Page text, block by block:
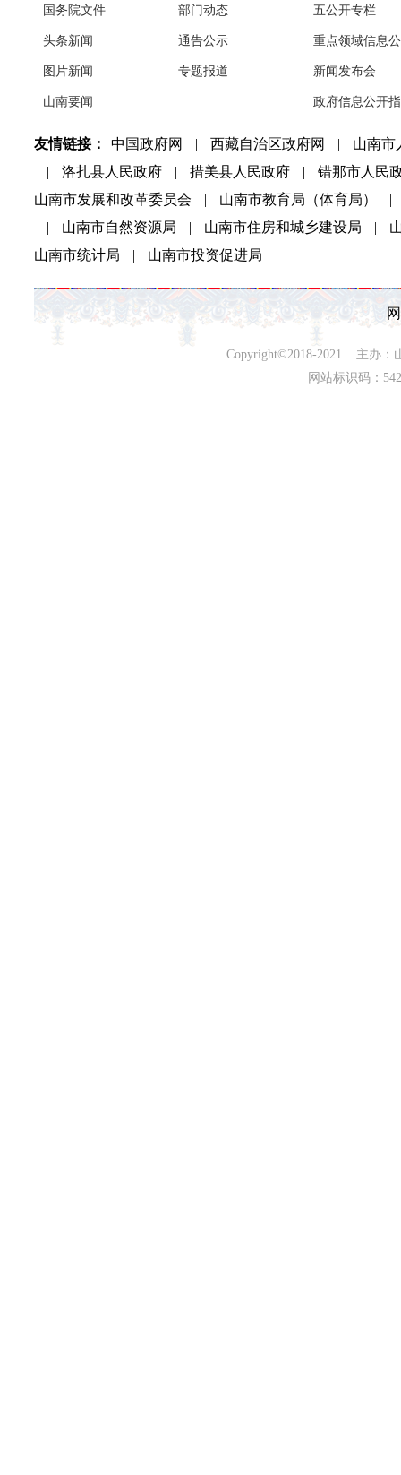
国务院文件
头条新闻
图片新闻
山南要闻
部门动态
通告公示
专题报道
五公开专栏
重点领域信息
新闻发布会
政府信息公开
友情链接： 中国政府网 | 西藏自治区政府网 |
山南市
|
洛扎县人民政府 | 措美县人民政府 |
错那市人民
山南市发展和改革委员会
| 山南市教育局（体育局）
|
|
山南市自然资源局 | 山南市住房和城乡建设局 |
山南市统计局
| 山南市投资促进局
Copyright©2018-2021 主办：
网站标识码：